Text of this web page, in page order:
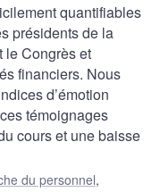
quantifiables
présidents de la
le Congrès et
financiers. Nous
d’émotion
témoignages
cours et une baisse
du personnel,